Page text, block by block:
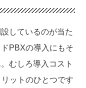
しているのが当た
PBXの導入にもそ
むしろ導入コスト
ットのひとつです